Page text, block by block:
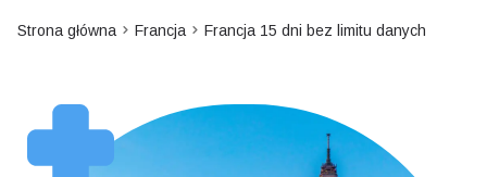
Strona główna Francja Francja 15 dni bez limitu danych